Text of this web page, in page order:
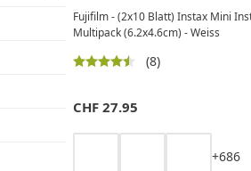
Fujifilm - (2x10 Blatt) Instax Mini
Multipack (6.2x4.6cm) - Weiss
(8)
CHF 27.95
+686